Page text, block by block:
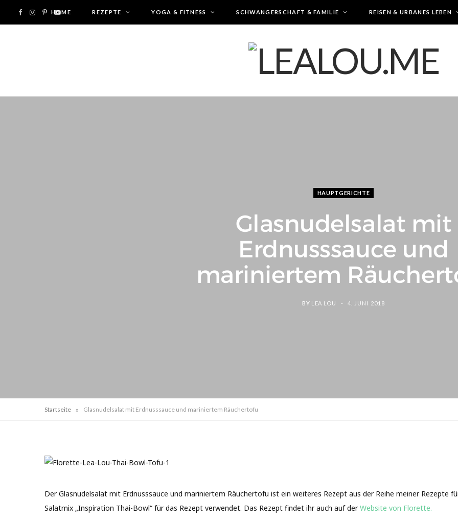
F I P Y
HOME REZEPTE YOGA & FITNESS SCHWANGERSCHAFT & FAMILIE REISEN & URBANES LEBEN
HAUPTGERICHTE
Glasnudelsalat mit
Erdnusssauce und
mariniertem
BY LEA LOU 4. JUNI 2018
Startseite » Glasnudelsalat mit Erdnusssauce und mariniertem Räuchertofu
Der Glasnudelsalat mit Erdnusssauce und mariniertem Räuchertofu ist ein weiteres Rezept aus der Reihe meiner Rezepte
Salatmix „Inspiration Thai-Bowl“ für das Rezept verwendet. Das Rezept findet ihr auch auf derWebsite von Florette.